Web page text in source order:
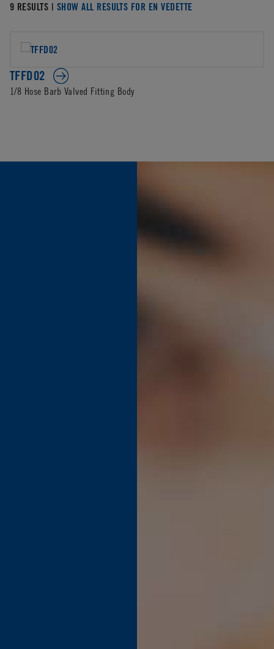
9 RESULTS | SHOW ALL RESULTS FOR EN VEDETTE
TFFD02
1/8 Hose Barb Valved Fitting Body